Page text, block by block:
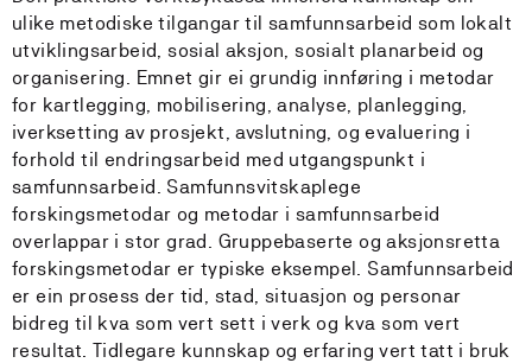
ulike metodiske tilgangar til samfunnsarbeid som lokalt
utviklingsarbeid, sosial aksjon, sosialt planarbeid og
organisering. Emnet gir ei grundig innføring i metodar
for kartlegging, mobilisering, analyse, planlegging,
iverksetting av prosjekt, avslutning, og evaluering i
forhold til endringsarbeid med utgangspunkt i
samfunnsarbeid. Samfunnsvitskaplege
forskingsmetodar og metodar i samfunnsarbeid
overlappar i stor grad. Gruppebaserte og aksjonsretta
forskingsmetodar er typiske eksempel. Samfunnsarbeid
er ein prosess der tid, stad, situasjon og personar
bidreg til kva som vert sett i verk og kva som vert
resultat. Tidlegare kunnskap og erfaring vert tatt i bruk